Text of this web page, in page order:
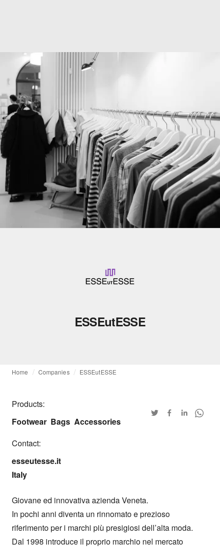
ESSEutESSE
Home Companies ESSEutESSE
Products:
Footwear Bags Accessories
Contact:
esseutesse.it
Italy
Giovane ed innovativa azienda Veneta.
In pochi anni diventa un rinnomato e prezioso
riferimento per i marchi più presigiosi dell’alta moda.
Dal 1998 introduce il proprio marchio nel mercato